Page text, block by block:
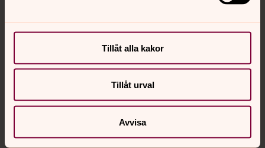
Tillåt alla kakor
Tillåt urval
Avvisa
Sociala kanaler